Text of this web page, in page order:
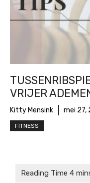
VRIJER
Kitty Mensink mei 27,
FITNESS